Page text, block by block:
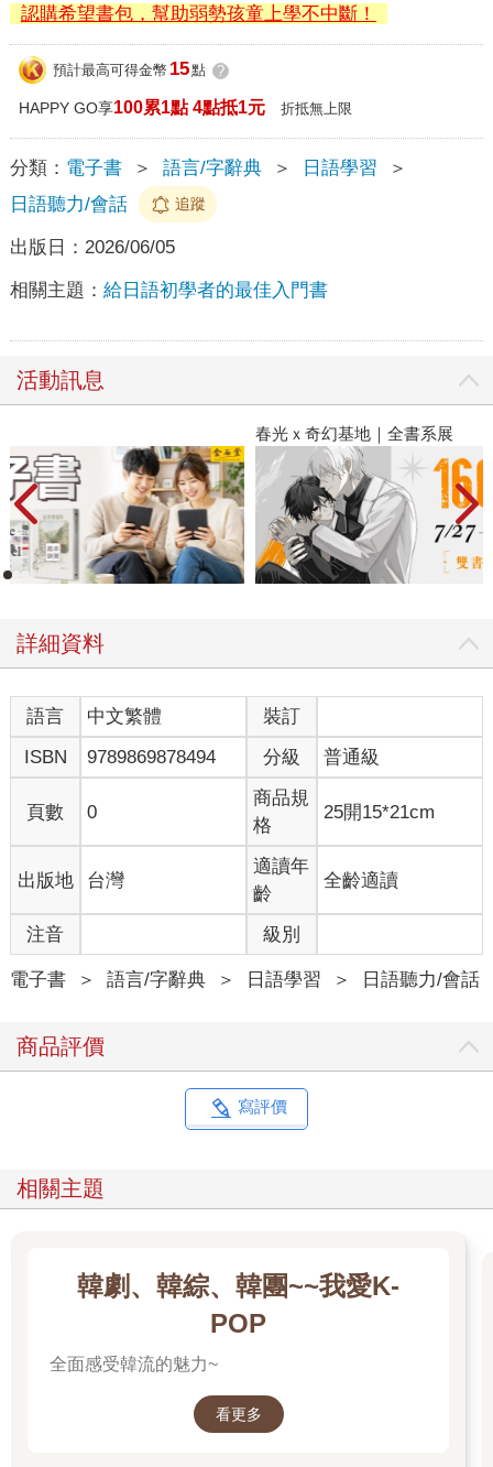
認購希望書包，幫助弱勢孩童上學不中斷！
預計最高可得金幣 15點 ?
HAPPY GO享100累1點 4點抵1元 折抵無上限
分類： 電子書 ＞ 語言/字辭典 ＞ 日語學習
＞
日語聽力/會話
追蹤
出版日： 2026/06/05
相關主題： 給日語初學者的最佳入門書
活動訊息
詳細資料
語言 中文繁體
裝訂
ISBN
9789869878494 分級 普通級
頁數 0
商品規
格
25開15*21cm
出版地 台灣
適讀年
齡
全齡適讀
注音 級別
電子書 ＞ 語言/字辭典 ＞ 日語學習 ＞ 日語聽力/會話
商品評價
寫評價
相關主題
韓劇、韓綜、韓團~~我愛K-
POP
全面感受韓流的魅力~
看更多